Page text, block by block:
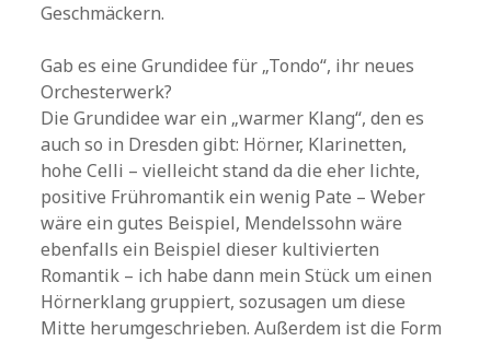
Geschmäckern.
Gab es eine Grundidee für „Tondo“, ihr neues
Orchesterwerk?
Die Grundidee war ein „warmer Klang“, den es
auch so in Dresden gibt: Hörner, Klarinetten,
hohe Celli – vielleicht stand da die eher lichte,
positive Frühromantik ein wenig Pate – Weber
wäre ein gutes Beispiel, Mendelssohn wäre
ebenfalls ein Beispiel dieser kultivierten
Romantik – ich habe dann mein Stück um einen
Hörnerklang gruppiert, sozusagen um diese
Mitte herumgeschrieben. Außerdem ist die Form